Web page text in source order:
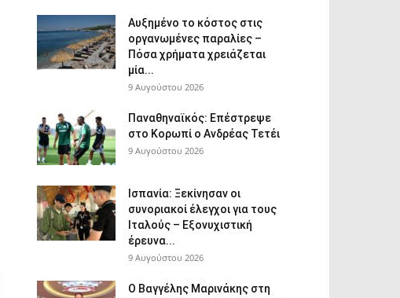
Αυξημένο το κόστος στις
οργανωμένες παραλίες –
Πόσα χρήματα χρειάζεται
μία...
9 Αυγούστου 2026
Παναθηναϊκός: Επέστρεψε
στο Κορωπί ο Ανδρέας Τετέι
9 Αυγούστου 2026
Ισπανία: Ξεκίνησαν οι
συνοριακοί έλεγχοι για τους
Ιταλούς – Εξονυχιστική
έρευνα...
9 Αυγούστου 2026
Ο Βαγγέλης Μαρινάκης στη